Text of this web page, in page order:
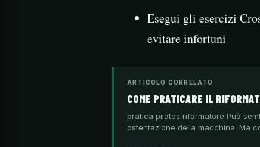
Esegui gli esercizi
evitare infortuni
ARTICOLO CORRELATO
COME PRATICARE IL
pratica pilates riformatore Può
ostentazione della macchina. Ma